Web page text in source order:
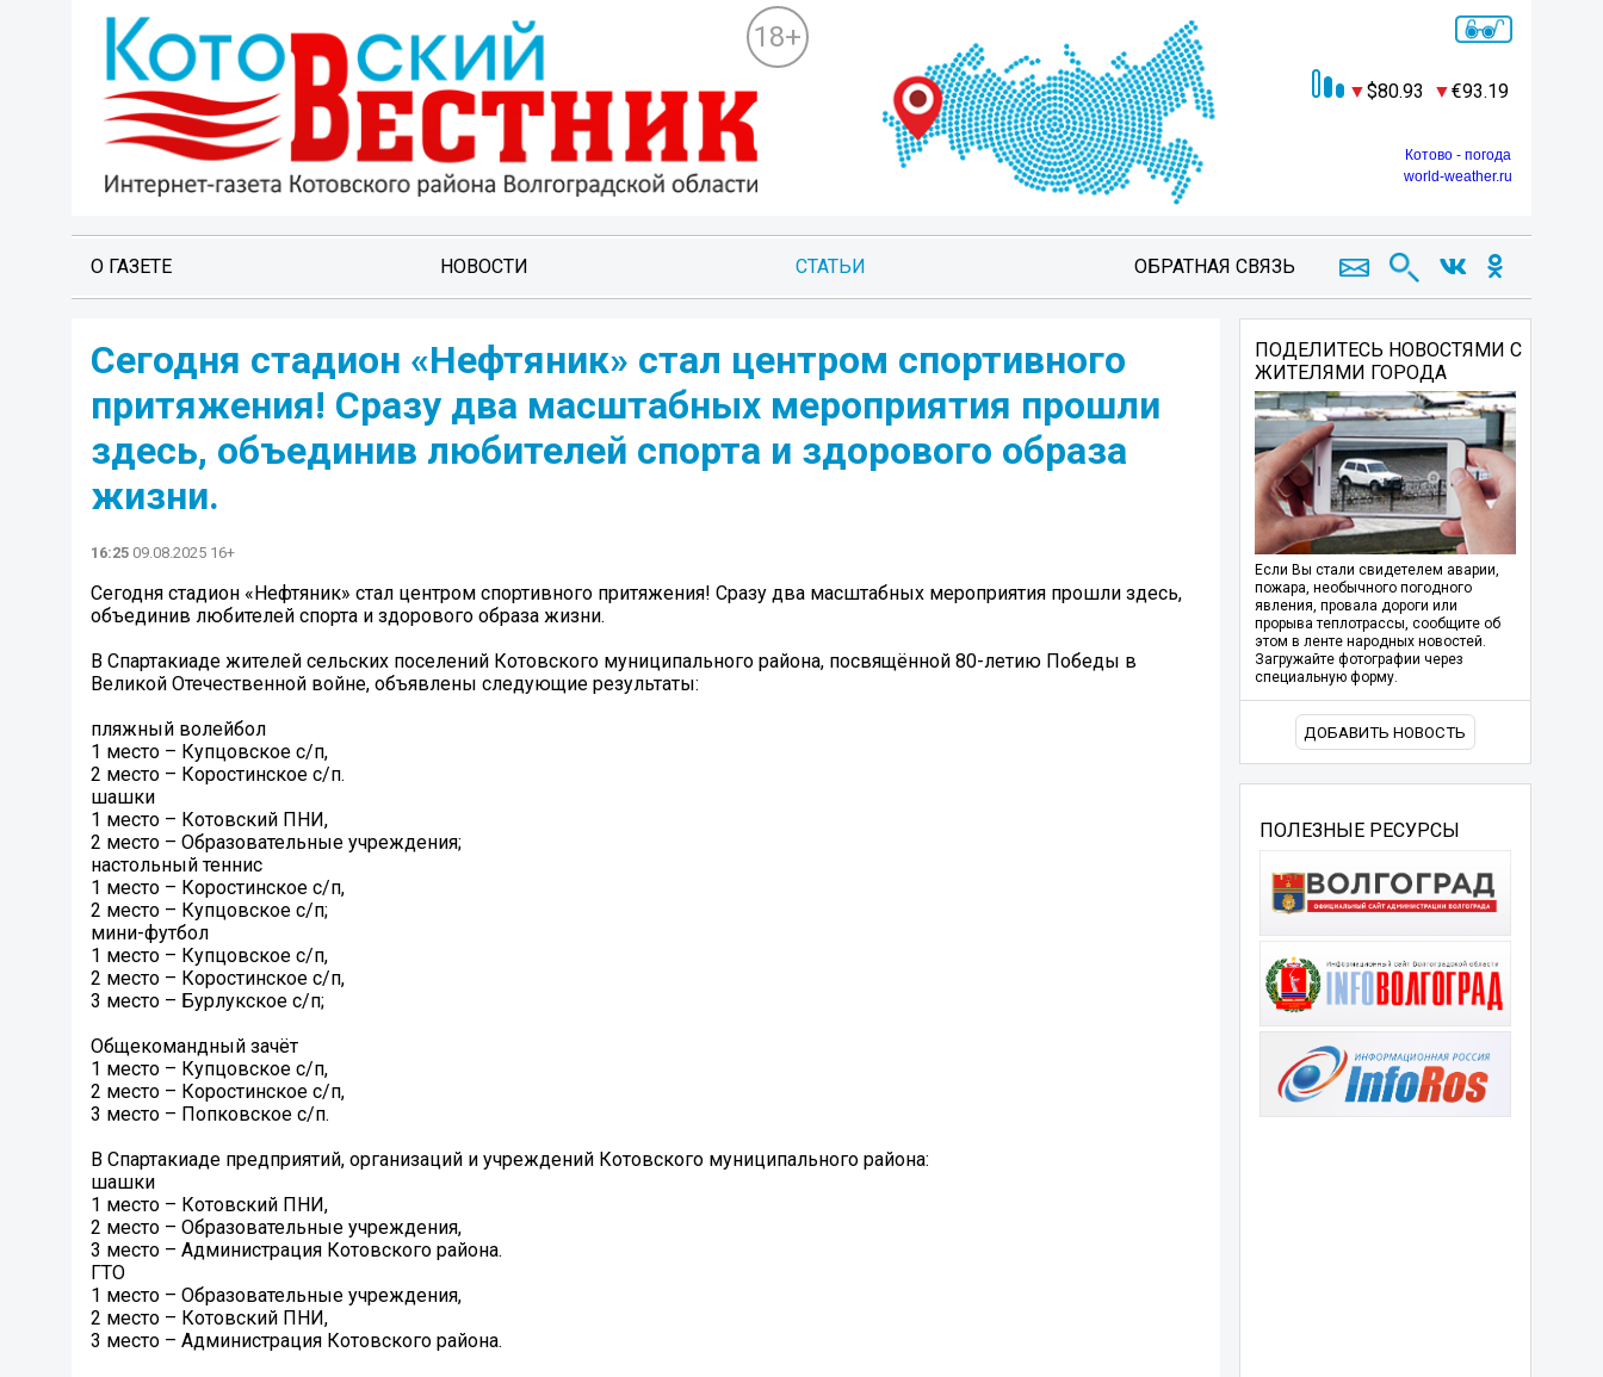
18+
80.93 93.19
Котово - погода
world-weather.ru
О ГАЗЕТЕ НОВОСТИ СТАТЬИ ОБРАТНАЯ СВЯЗЬ
Сегодня стадион «Нефтяник» стал центром спортивного
притяжения! Сразу два масштабных мероприятия прошли
здесь, объединив любителей спорта и здорового образа
жизни.
16:25 09.08.2025 16+
Сегодня стадион «Нефтяник» стал центром спортивного притяжения! Сразу два масштабных мероприятия прошли здесь,
объединив любителей спорта и здорового образа жизни.
В Спартакиаде жителей сельских поселений Котовского муниципального района, посвящённой 80-летию Победы в
Великой Отечественной войне, объявлены следующие результаты:
пляжный волейбол
1 место – Купцовское с/п,
2 место – Коростинское с/п.
шашки
1 место – Котовский ПНИ,
2 место – Образовательные учреждения;
настольный теннис
1 место – Коростинское с/п,
2 место – Купцовское с/п;
мини-футбол
1 место – Купцовское с/п,
2 место – Коростинское с/п,
3 место – Бурлукское с/п;
Общекомандный зачёт
1 место – Купцовское с/п,
2 место – Коростинское с/п,
3 место – Попковское с/п.
В Спартакиаде предприятий, организаций и учреждений Котовского муниципального района:
шашки
1 место – Котовский ПНИ,
2 место – Образовательные учреждения,
3 место – Администрация Котовского района.
ГТО
1 место – Образовательные учреждения,
2 место – Котовский ПНИ,
3 место – Администрация Котовского района.
ПОДЕЛИТЕСЬ НОВОСТЯМИ С
ЖИТЕЛЯМИ ГОРОДА
Если Вы стали свидетелем аварии,
пожара, необычного погодного
явления, провала дороги или
прорыва теплотрассы, сообщите об
этом в ленте народных новостей.
Загружайте фотографии через
специальную форму.
ДОБАВИТЬ НОВОСТЬ
ПОЛЕЗНЫЕ РЕСУРСЫ